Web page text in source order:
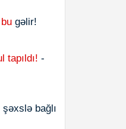
bu gəlir!
tapıldı! -
bağlı